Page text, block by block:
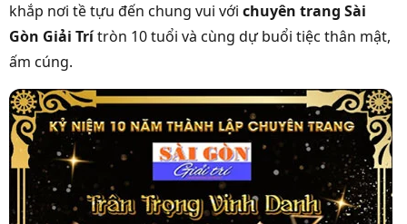
khắp nơi tề tựu đến chung vui với chuyên trang Sài
Gòn Giải Trítròn 10 tuổi và cùng dự buổi tiệc thân mật,
ấm cúng.